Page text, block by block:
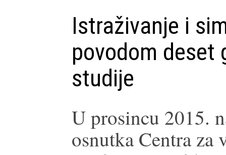
Istraživanje i
povodom deset
studije
U prosincu 2015.
osnutka Centra za